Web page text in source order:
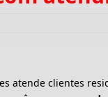
atende clientes